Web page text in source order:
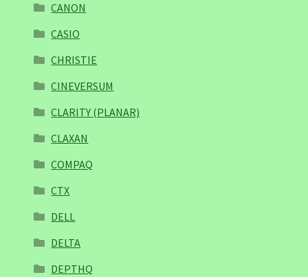
CANON
CASIO
CHRISTIE
CINEVERSUM
CLARITY (PLANAR)
CLAXAN
COMPAQ
CTX
DELL
DELTA
DEPTHQ